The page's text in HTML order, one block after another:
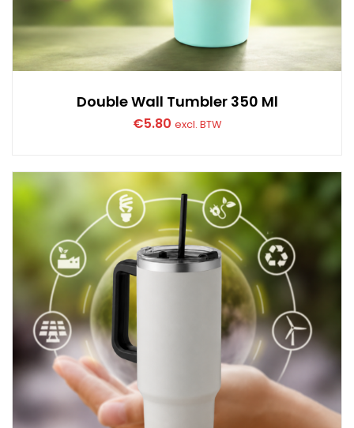
Double Wall Tumbler 350 Ml
€5.80 excl. BTW